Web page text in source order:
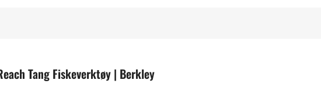
Tang Fiskeverktøy | Berkley